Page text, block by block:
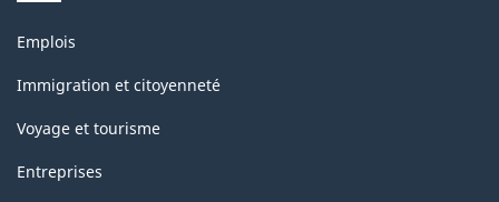
Thèmes
sujets
Emplois
Immigration et citoyenneté
Voyage et tourisme
Entreprises